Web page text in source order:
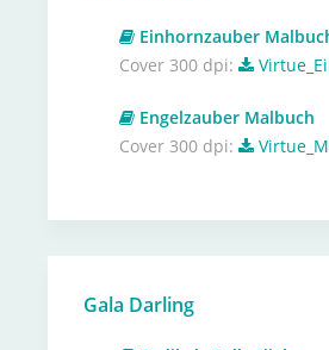
Einhornzauber
Cover 300 dpi:
Engelzauber Malbuch
Cover 300 dpi:
Gala Darling